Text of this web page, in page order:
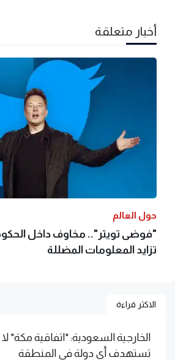
أخبار متعلقة
حول العالم
"فوضى تويتر".. مخاوف داخل
تزايد المعلومات المضللة
الاكثر قراءة
الخارجية السعودية: "اتفاقية مكة" لا
تستهدف أي دولة في المنطقة